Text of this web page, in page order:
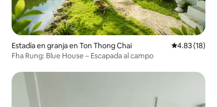
Estadía en granja en Ton Thong Chai Calificación
4.83 (18)
Fha Rung: Blue House – Escapada al campo